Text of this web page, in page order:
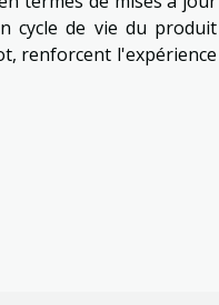
cycle de vie du produit
renforcent l'expérience